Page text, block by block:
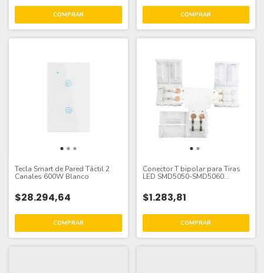
Tecla Smart de Pared Táctil 2
Canales 600W Blanco
$28.294,64
Conector T bipolar para Tiras
LED SMD5050-SMD5060
$1.283,81